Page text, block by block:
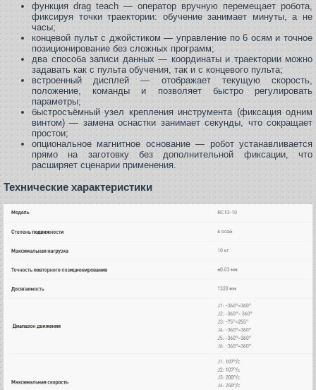
функция drag teach — оператор вручную перемещает робота,
фиксируя точки траектории: обучение занимает минуты, а не
часы;
концевой пульт с джойстиком — управление по 6 осям и точное
позиционирование без сложных программ;
два способа записи данных — координаты и траектории можно
задавать как с пульта обучения, так и с концевого пульта;
встроенный дисплей — отображает текущую скорость,
положение, команды и позволяет быстро регулировать
параметры;
быстросъёмный узел крепления инструмента (фиксация одним
винтом) — замена оснастки занимает секунды, что сокращает
простои;
опциональное магнитное основание — робот устанавливается
прямо на заготовку без дополнительной фиксации, что
расширяет сценарии применения.
Технические характеристики